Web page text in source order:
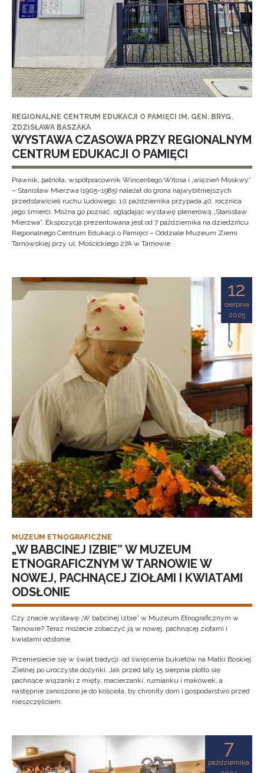
REGIONALNE CENTRUM EDUKACJI O PAMIĘCI IM. GEN. BRYG.
ZDZISŁAWA BASZAKA
WYSTAWA CZASOWA PRZY REGIONALNYM
CENTRUM EDUKACJI O PAMIĘCI
Prawnik, patriota, współpracownik Wincentego Witosa i „więzień Moskwy”
– Stanisław Mierzwa (1905–1985) należał do grona najwybitniejszych
przedstawicieli ruchu ludowego. 10 października przypada 40. rocznica
jego śmierci. Można go poznać, oglądając wystawę plenerową „Stanisław
Mierzwa”. Ekspozycja prezentowana jest od 7 października na dziedzińcu
Regionalnego Centrum Edukacji o Pamięci – Oddziale Muzeum Ziemi
Tarnowskiej przy ul. Mościckiego 27A w Tarnowie.
12
sierpnia
2025
MUZEUM ETNOGRAFICZNE
„W BABCINEJ IZBIE” W MUZEUM
ETNOGRAFICZNYM W TARNOWIE W
NOWEJ, PACHNĄCEJ ZIOŁAMI I KWIATAMI
ODSŁONIE
Czy znacie wystawę „W babcinej izbie” w Muzeum Etnograficznym w
Tarnowie? Teraz możecie zobaczyć ją w nowej, pachnącej ziołami i
kwiatami odsłonie.
Przeniesiecie się w świat tradycji: od święcenia bukietów na Matki Boskiej
Zielnej po uroczyste dożynki. Jak przed laty 15 sierpnia plotło się
pachnące wiązanki z mięty, macierzanki, rumianku i makówek, a
następnie zanoszono je do kościoła, by chroniły dom i gospodarstwo przed
nieszczęściem.
7
października